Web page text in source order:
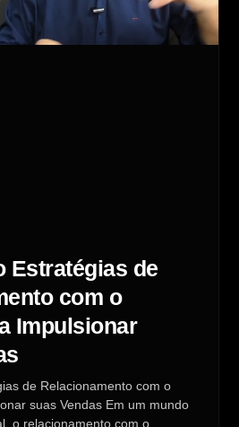
Estratégias de
com o
Impulsionar
de Relacionamento com o
suas Vendas Em um mundo
o relacionamento com o